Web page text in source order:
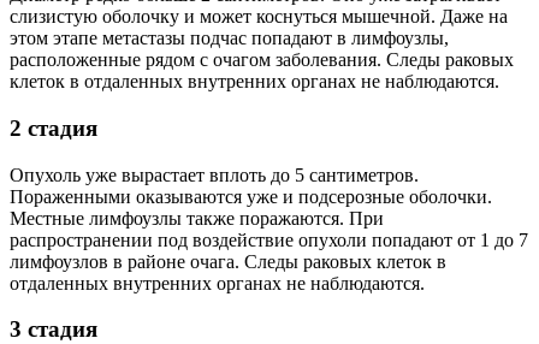
слизистую оболочку и может коснуться мышечной. Даже на
этом этапе метастазы подчас попадают в лимфоузлы,
расположенные рядом с очагом заболевания. Следы раковых
клеток в отдаленных внутренних органах не наблюдаются.
2 стадия
Опухоль уже вырастает вплоть до 5 сантиметров.
Пораженными оказываются уже и подсерозные оболочки.
Местные лимфоузлы также поражаются. При
распространении под воздействие опухоли попадают от 1 до 7
лимфоузлов в районе очага. Следы раковых клеток в
отдаленных внутренних органах не наблюдаются.
3 стадия